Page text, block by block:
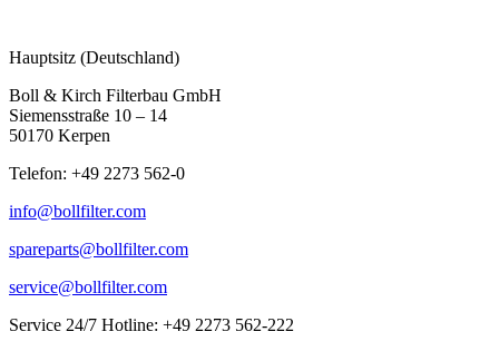
Hauptsitz (Deutschland)
Boll & Kirch Filterbau GmbH
Siemensstraße 10 – 14
50170 Kerpen
Telefon: +49 2273 562-0
info@bollfilter.com
spareparts@bollfilter.com
service@bollfilter.com
Service 24/7 Hotline: +49 2273 562-222